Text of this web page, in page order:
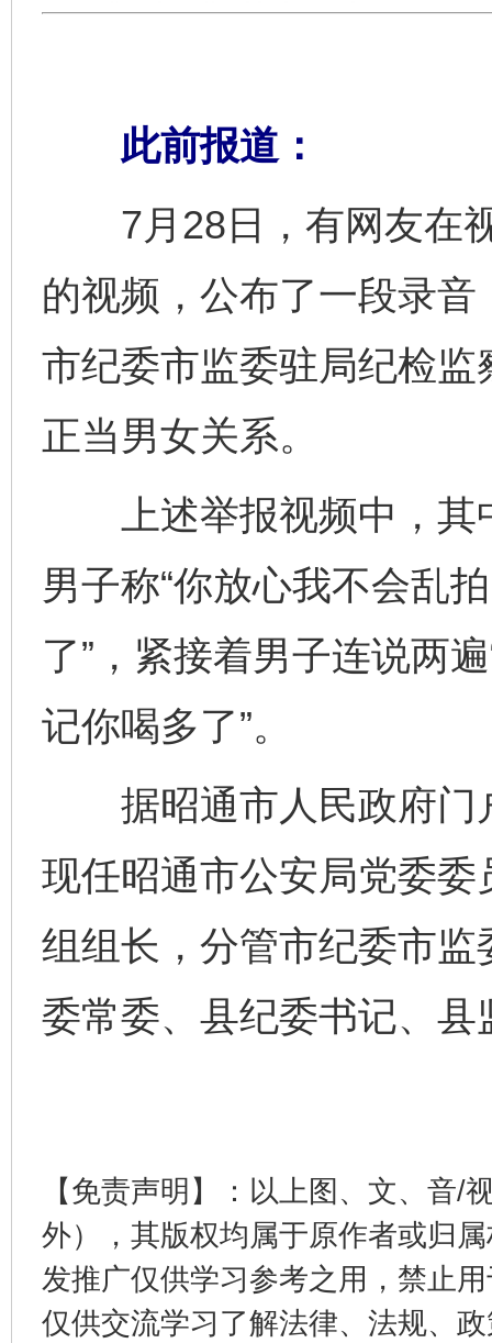
此前报道：
7月28日，有网友在视
的视频，公布了一段录
市纪委市监委驻局纪检
正当男女关系。
上述举报视频中，其
男子称“你放心我不会乱
了”，紧接着男子连说两
记你喝多了”。
据昭通市人民政府门
现任昭通市公安局党委
组组长，分管市纪委市
委常委、县纪委书记、县
【免责声明】：以上图、文、音/
外），其版权均属于原作者或归
发推广仅供学习参考之用，禁止
仅供交流学习了解法律、法规、